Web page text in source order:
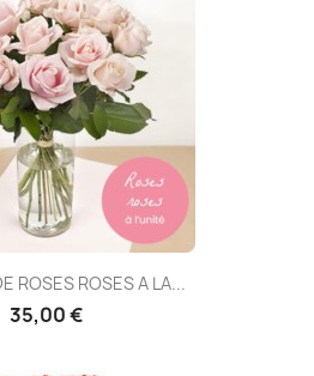
ROSES ROSES A LA...
35,00 €